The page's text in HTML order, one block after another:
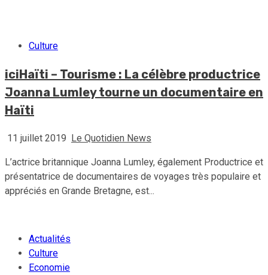
Culture
iciHaïti – Tourisme : La célèbre productrice
Joanna Lumley tourne un documentaire en
Haïti
11 juillet 2019 Le Quotidien News
L’actrice britannique Joanna Lumley, également Productrice et
présentatrice de documentaires de voyages très populaire et
appréciés en Grande Bretagne, est...
Actualités
Culture
Economie